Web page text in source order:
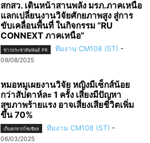
สกสว. เดินหน้าสานพลัง มรภ.ภาคเหนือ
แลกเปลี่ยนงานวิจัยศักยภาพสูง สู่การ
ขับเคลื่อนพื้นที่ ในกิจกรรม “RU
CONNEXT ภาคเหนือ”
ข่าวประชาสัมพันธ์ PR ทีมงาน CM108 (ST) -
09/08/2025
หมอหมูเผยงานวิจัย หญิงมีเซ็กส์น้อย
กว่าสัปดาห์ละ 1 ครั้ง เสี่ยงมีปัญหา
สุขภาพร้ายแรง อาจเสี่ยงเสียชีวิตเพิ่ม
ขึ้น 70%
เก็บตกจากโซเชียล ทีมงาน CM108 (ST) -
06/03/2025